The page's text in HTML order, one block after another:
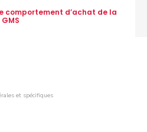
comportement d’achat de la
et spécifiques